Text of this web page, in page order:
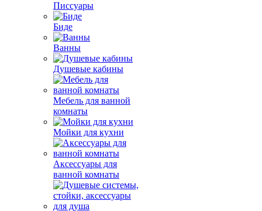
Писсуары
Биде
Ванны
Душевые кабины
Мебель для ванной
комнаты
Мойки для кухни
Аксессуары для
ванной комнаты